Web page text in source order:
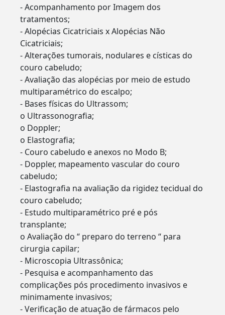
- Acompanhamento por Imagem dos
tratamentos;
- Alopécias Cicatriciais x Alopécias Não
Cicatriciais;
- Alterações tumorais, nodulares e císticas do
couro cabeludo;
- Avaliação das alopécias por meio de estudo
multiparamétrico do escalpo;
- Bases físicas do Ultrassom;
o Ultrassonografia;
o Doppler;
o Elastografia;
- Couro cabeludo e anexos no Modo B;
- Doppler, mapeamento vascular do couro
cabeludo;
- Elastografia na avaliação da rigidez tecidual do
couro cabeludo;
- Estudo multiparamétrico pré e pós
transplante;
o Avaliação do “ preparo do terreno “ para
cirurgia capilar;
- Microscopia Ultrassônica;
- Pesquisa e acompanhamento das
complicações pós procedimento invasivos e
minimamente invasivos;
- Verificação de atuação de fármacos pelo